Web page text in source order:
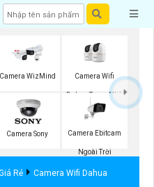
Camera WizMind Camera Wifi
Dahua Trong Nhà
Camera Sony Camera Ebitcam
Ngoài Trời
Rẻ Camera Wifi Dahua